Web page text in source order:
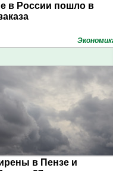
в России пошло в
в Пензе и